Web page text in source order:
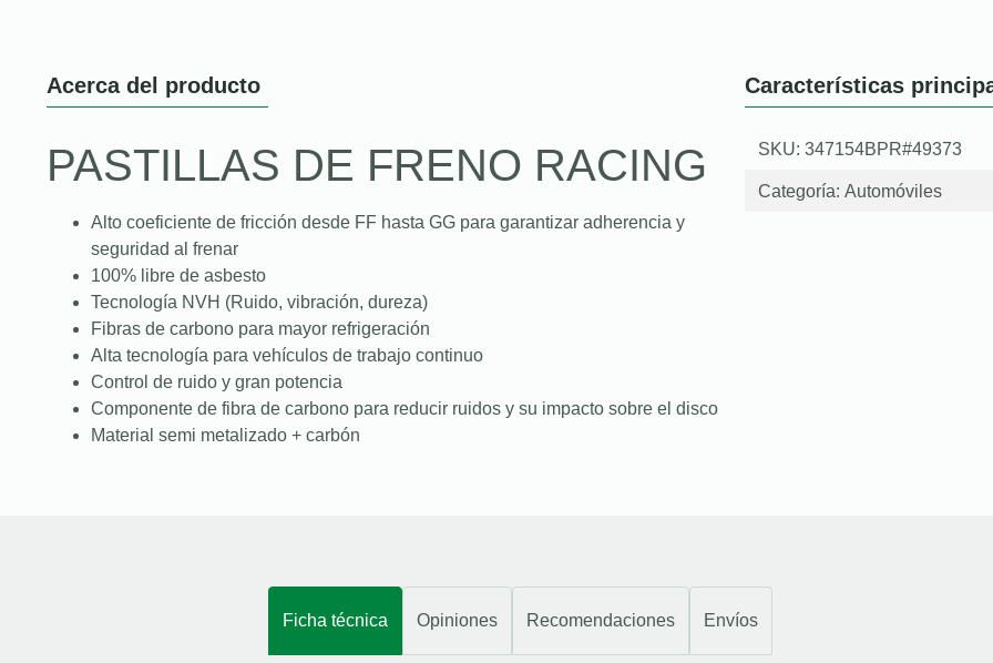
Acerca del producto
PASTILLAS DE FRENO RACING
Alto coeficiente de fricción desde FF hasta GG para garantizar adherencia y
seguridad al frenar
100% libre de asbesto
Tecnología NVH (Ruido, vibración, dureza)
Fibras de carbono para mayor refrigeración
Alta tecnología para vehículos de trabajo continuo
Control de ruido y gran potencia
Componente de fibra de carbono para reducir ruidos y su impacto sobre el disco
Material semi metalizado + carbón
Características
SKU: 347154BPR#49373
Categoría: Automóviles
Ficha técnica Opiniones Recomendaciones Envíos